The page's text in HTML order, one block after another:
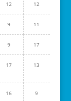
12 12
9 11
9 17
17 13
16 9